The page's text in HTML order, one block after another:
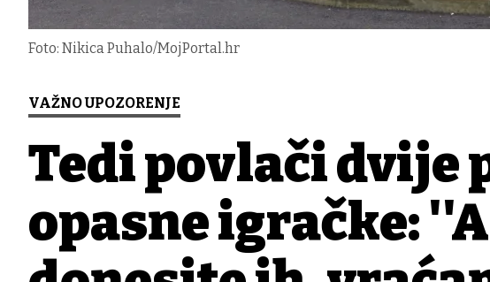
Foto: Nikica Puhalo/MojPortal.hr
VAŽNO UPOZORENJE
Tedi povlači dvije
opasne igračke: